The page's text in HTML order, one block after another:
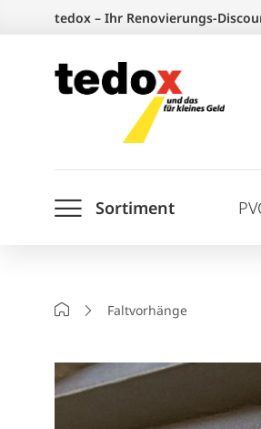
springen
tedox – Ihr Renovierungs-
Sortiment
StartseiteFaltvorhänge